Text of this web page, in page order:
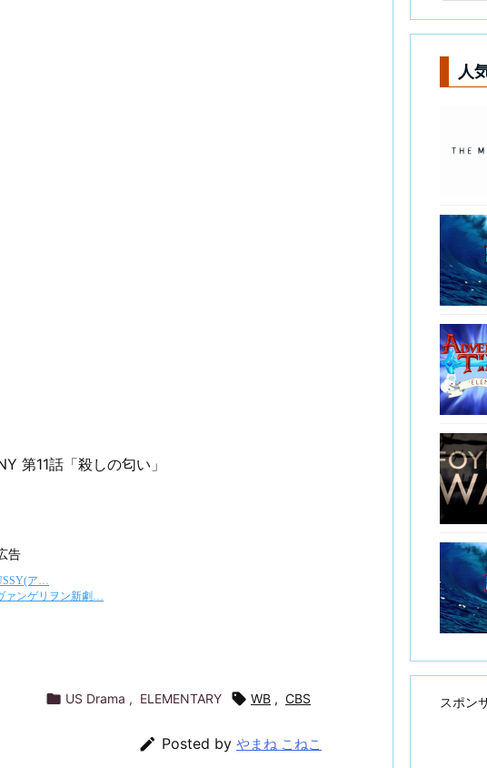
第11話「殺しの匂い」
告
 US Drama , ELEMENTARY  WB , CBS
 Posted by やまね こねこ
人
スポン